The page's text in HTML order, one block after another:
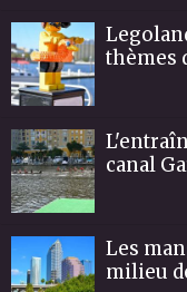
thèmes
canal
Les
milieu